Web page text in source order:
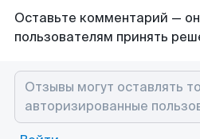
Оставьте комментарий —
пользователям принять